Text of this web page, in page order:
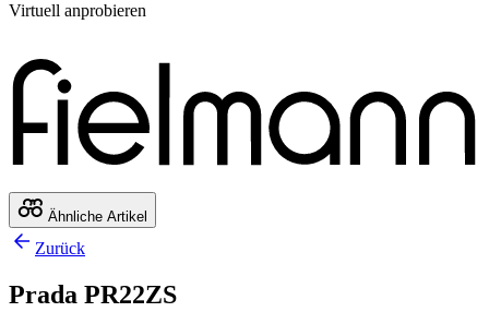
Virtuell anprobieren
Ähnliche Artikel
Zurück
Prada PR22ZS